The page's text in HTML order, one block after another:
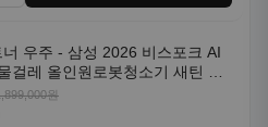
우주 - 삼성 2026 비스포크 AI
걸레 올인원로봇청소기 새틴 그
원